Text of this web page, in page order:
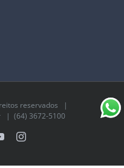
reservados |
| (64) 3672-5100
YouTubeInstagram